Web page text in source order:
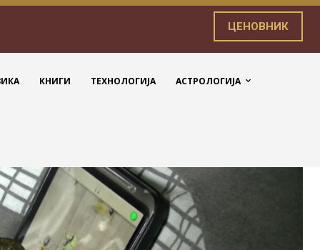
ЦЕНОВНИК
КНИГИ ТЕХНОЛОГИЈА АСТРОЛОГИЈА